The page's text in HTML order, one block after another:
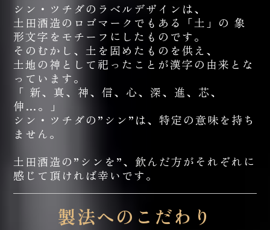
シン・ツチダのラベルデザインは、
土田酒造のロゴマークでもある「土」の 象
形文字をモチーフにしたものです。
そのむかし、土を固めたものを供え、
土地の神として祀ったことが漢字の由来とな
っています。
「 新、真、神、信、心、深、進、芯、
伸…。」
シン・ツチダの”シン”は、特定の意味を持ち
ません。
土田酒造の”シンを”、飲んだ方がそれぞれに
感じて頂ければ幸いです。
製法へのこだわり